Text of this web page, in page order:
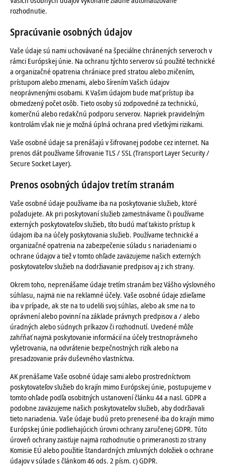
rozhodnutie.
Spracúvanie osobných údajov
Vaše údaje sú nami uchovávané na špeciálne chránených serveroch v
rámci Európskej únie. Na ochranu týchto serverov sú použité technické
a organizačné opatrenia chrániace pred stratou alebo zničením,
prístupom alebo zmenami, alebo šírením Vašich údajov
neoprávnenými osobami. K Vašim údajom bude mať prístup iba
obmedzený počet osôb. Tieto osoby sú zodpovedné za technickú,
komerčnú alebo redakčnú podporu serverov. Napriek pravidelným
kontrolám však nie je možná úplná ochrana pred všetkými rizikami.
Vaše osobné údaje sa prenášajú v šifrovanej podobe cez internet. Na
prenos dát používame šifrovanie TLS / SSL (Transport Layer Security /
Secure Socket Layer).
Prenos osobných údajov tretím stranám
Vaše osobné údaje používame iba na poskytovanie služieb, ktoré
požadujete. Ak pri poskytovaní služieb zamestnávame či používame
externých poskytovateľov služieb, títo budú mať takisto prístup k
údajom iba na účely poskytovania služieb. Používame technické a
organizačné opatrenia na zabezpečenie súladu s nariadeniami o
ochrane údajov a tiež v tomto ohľade zaväzujeme našich externých
poskytovateľov služieb na dodržiavanie predpisov aj z ich strany.
Okrem toho, neprenášame údaje tretím stranám bez Vášho výslovného
súhlasu, najmä nie na reklamné účely. Vaše osobné údaje zdieľame
iba v prípade, ak ste na to udelili svoj súhlas, alebo ak sme na to
oprávnení alebo povinní na základe právnych predpisov a / alebo
úradných alebo súdnych príkazov či rozhodnutí. Uvedené môže
zahŕňať najmä poskytovanie informácií na účely trestnoprávneho
vyšetrovania, na odvrátenie bezpečnostných rizík alebo na
presadzovanie práv duševného vlastníctva.
AK prenášame Vaše osobné údaje sami alebo prostredníctvom
poskytovateľov služieb do krajín mimo Európskej únie, postupujeme v
tomto ohľade podľa osobitných ustanovení článku 44 a nasl. GDPR a
podobne zaväzujeme našich poskytovateľov služieb, aby dodržiavali
tieto nariadenia. Vaše údaje budú preto prenesené iba do krajín mimo
Európskej únie podliehajúcich úrovni ochrany zaručenej GDPR. Túto
úroveň ochrany zaisťuje najmä rozhodnutie o primeranosti zo strany
Komisie EÚ alebo použitie štandardných zmluvných doložiek o ochrane
údajov v súlade s článkom 46 ods. 2 písm. c) GDPR.